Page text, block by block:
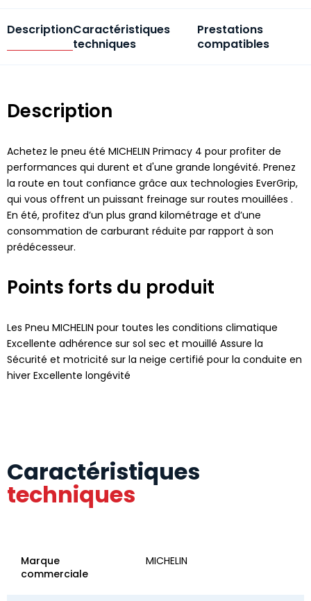
DescriptionCaractéristiques
techniques
Prestations
compatibles
Description
Achetez le pneu été MICHELIN Primacy 4 pour profiter de
performances qui durent et d'une grande longévité. Prenez
la route en tout confiance grâce aux technologies EverGrip,
qui vous offrent un puissant freinage sur routes mouillées .
En été, profitez d’un plus grand kilométrage et d’une
consommation de carburant réduite par rapport à son
prédécesseur.
Points forts du produit
Les Pneu MICHELIN pour toutes les conditions climatique
Excellente adhérence sur sol sec et mouillé Assure la
Sécurité et motricité sur la neige certifié pour la conduite en
hiver Excellente longévité
Caractéristiques
techniques
Marque
commerciale
MICHELIN